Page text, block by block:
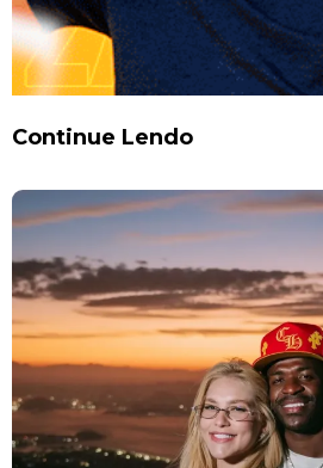
Continue Lendo